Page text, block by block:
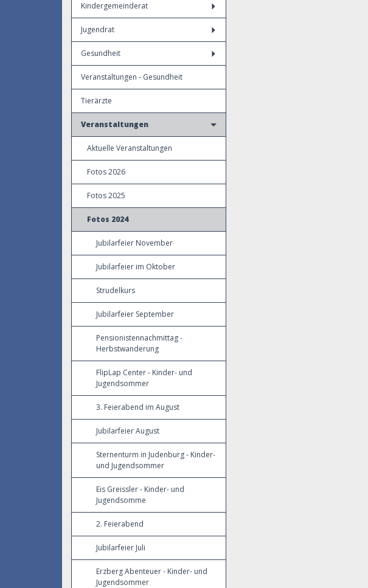
Kindergemeinderat
Jugendrat
Gesundheit
Veranstaltungen - Gesundheit
Tierärzte
Veranstaltungen
Aktuelle Veranstaltungen
Fotos 2026
Fotos 2025
Fotos 2024
Jubilarfeier November
Jubilarfeier im Oktober
Strudelkurs
Jubilarfeier September
Pensionistennachmittag -
Herbstwanderung
FlipLap Center - Kinder- und
Jugendsommer
3. Feierabend im August
Jubilarfeier August
Sternenturm in Judenburg - Kinder-
und Jugendsommer
Eis Greissler - Kinder- und
Jugendsomme
2. Feierabend
Jubilarfeier Juli
Erzberg Abenteuer - Kinder- und
Jugendsommer